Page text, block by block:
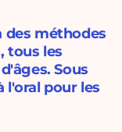
des méthodes
tous les
Sous
l'oral pour les